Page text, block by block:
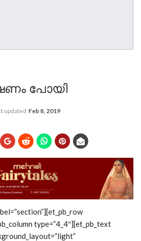
പോയി
updated Feb 8, 2019
type=”4_4″][et_pb_text